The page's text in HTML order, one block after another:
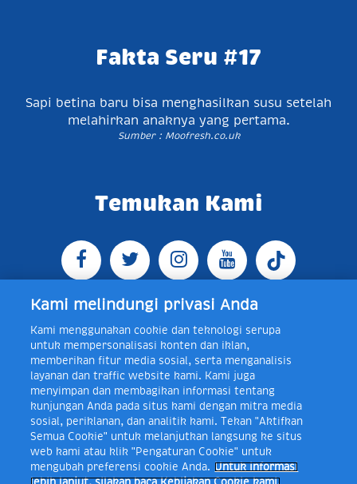
Fakta Seru #17
Sapi betina baru bisa menghasilkan susu setelah
melahirkan anaknya yang pertama.
Sumber : Moofresh.co.uk
Temukan Kami
Jl. Raya Bogor KM 5, Pasar Rebo, Jakarta Timur,
Indonesia 13760
Telp +62 21 8410945 | PO BOX
4074 Jakarta 13760 Indonesia
Toll Free Layanan Peduli Frisian Flag 0-80018-21-406;
Senin - Jumat, 08:00 - 16:30 WIB, E-mail:
layanan.peduli@frieslandcampina.com
Frisian Flag Indonesia is a subsidiary of Royal FrieslandCampina N.V.
Kami melindungi privasi Anda
Kami menggunakan cookie dan teknologi serupa
untuk mempersonalisasi konten dan iklan,
memberikan fitur media sosial, serta menganalisis
layanan dan traffic website kami. Kami juga
menyimpan dan membagikan informasi tentang
kunjungan Anda pada situs kami dengan mitra media
sosial, periklanan, dan analitik kami. Tekan "Aktifkan
Semua Cookie" untuk melanjutkan langsung ke situs
web kami atau klik "Pengaturan Cookie" untuk
mengubah preferensi cookie Anda.
Untuk informasi